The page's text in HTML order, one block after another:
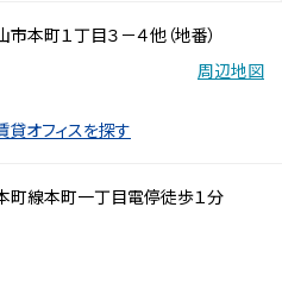
本町１丁目３－４他（地番）
周辺地図
貸オフィスを探す
町線本町一丁目電停徒歩１分